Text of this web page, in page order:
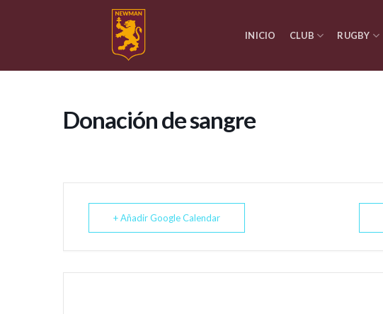
INICIO CLUB RUGBY
Donación de sangre
+ Añadir Google Calendar